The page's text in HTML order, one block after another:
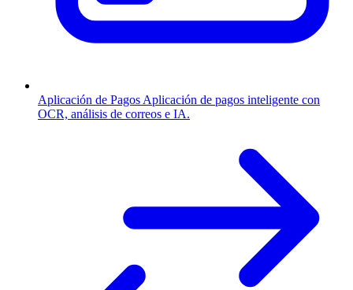
Aplicación de Pagos Aplicación de pagos inteligente con
OCR, análisis de correos e IA.